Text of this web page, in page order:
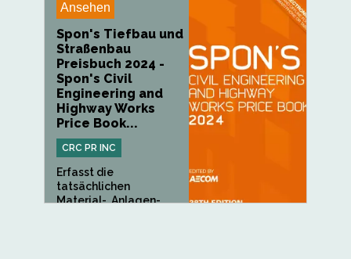
Ansehen
Spon's Tiefbau und
Straßenbau
Preisbuch 2024 -
Spon's Civil
Engineering and
Highway Works
Price Book...
CRC PR INC
Erfasst die
tatsächlichen
Material-, Anlagen-